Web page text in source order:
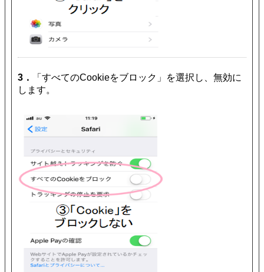
3．
「すべてのCookieをブロック」を選択し、無効に
します。